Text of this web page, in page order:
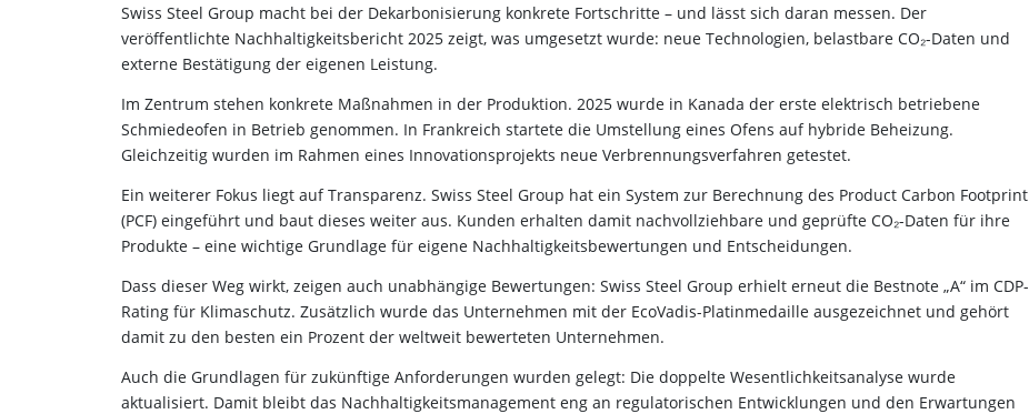
Swiss Steel Group macht bei der Dekarbonisierung konkrete Fortschritte – und lässt sich daran messen. Der
veröffentlichte Nachhaltigkeitsbericht 2025 zeigt, was umgesetzt wurde: neue Technologien, belastbare CO₂-Daten und
externe Bestätigung der eigenen Leistung.
Im Zentrum stehen konkrete Maßnahmen in der Produktion. 2025 wurde in Kanada der erste elektrisch betriebene
Schmiedeofen in Betrieb genommen. In Frankreich startete die Umstellung eines Ofens auf hybride Beheizung.
Gleichzeitig wurden im Rahmen eines Innovationsprojekts neue Verbrennungsverfahren getestet.
Ein weiterer Fokus liegt auf Transparenz. Swiss Steel Group hat ein System zur Berechnung des Product Carbon Footprint
(PCF) eingeführt und baut dieses weiter aus. Kunden erhalten damit nachvollziehbare und geprüfte CO₂-Daten für ihre
Produkte – eine wichtige Grundlage für eigene Nachhaltigkeitsbewertungen und Entscheidungen.
Dass dieser Weg wirkt, zeigen auch unabhängige Bewertungen: Swiss Steel Group erhielt erneut die Bestnote „A“ im CDP-
Rating für Klimaschutz. Zusätzlich wurde das Unternehmen mit der EcoVadis-Platinmedaille ausgezeichnet und gehört
damit zu den besten ein Prozent der weltweit bewerteten Unternehmen.
Auch die Grundlagen für zukünftige Anforderungen wurden gelegt: Die doppelte Wesentlichkeitsanalyse wurde
aktualisiert. Damit bleibt das Nachhaltigkeitsmanagement eng an regulatorischen Entwicklungen und den Erwartungen